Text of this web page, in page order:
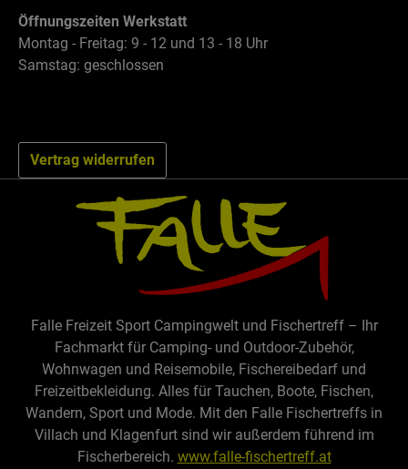
Öffnungszeiten Werkstatt
Montag - Freitag: 9 - 12 und 13 - 18 Uhr
Samstag: geschlossen
Vertrag widerrufen
Falle Freizeit Sport Campingwelt und Fischertreff – Ihr
Fachmarkt für Camping- und Outdoor-Zubehör,
Wohnwagen und Reisemobile, Fischereibedarf und
Freizeitbekleidung. Alles für Tauchen, Boote, Fischen,
Wandern, Sport und Mode. Mit den Falle Fischertreffs in
Villach und Klagenfurt sind wir außerdem führend im
Fischerbereich. www.falle-fischertreff.at